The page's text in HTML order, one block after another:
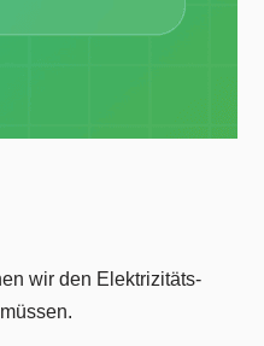
wir den Elektrizitäts-